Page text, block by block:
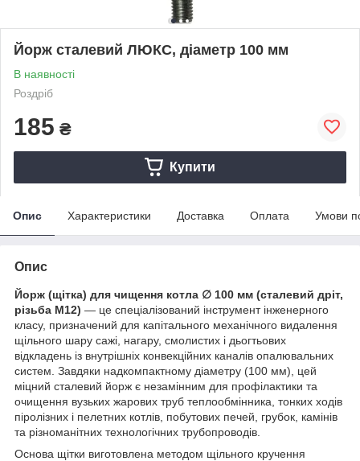
Йорж сталевий ЛЮКС, діаметр 100 мм
В наявності
Роздріб
185 ₴
Купити
Опис Характеристики Доставка Оплата Умови
Опис
Йорж (щітка) для чищення котла ∅ 100 мм (сталевий дріт,
різьба М12) — це спеціалізований інструмент інженерного
класу, призначений для капітального механічного видалення
щільного шару сажі, нагару, смолистих і дьогтьових
відкладень із внутрішніх конвекційних каналів опалювальних
систем. Завдяки надкомпактному діаметру (100 мм), цей
міцний сталевий йорж є незамінним для профілактики та
очищення вузьких жарових труб теплообмінника, тонких ходів
піролізних і пелетних котлів, побутових печей, грубок, камінів
та різноманітних технологічних трубопроводів.
Основа щітки виготовлена методом щільного кручення